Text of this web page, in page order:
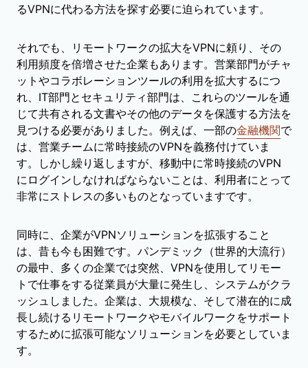
るVPNに代わる方法を探す必要に迫られています。
それでも、リモートワークの拡大をVPNに頼り、その
利用頻度を倍増させた企業もあります。営業部門がチャ
ットやコラボレーションツールの利用を拡大するにつ
れ、IT部門とセキュリティ部門は、これらのツールを通
じて共有される文書やその他のデータを保護する方法を
見つける必要がありました。例えば、一部の金融機関で
は、営業チームに常時接続のVPNを義務付けていま
す。しかし繰り返しますが、移動中に常時接続のVPN
にログインしなければならないことは、利用者にとって
非常にストレスの多いものとなっていますです。
同時に、企業がVPNソリューションを拡張すること
は、昔も今も困難です。パンデミック（世界的大流行）
の最中、多くの企業では突然、VPNを使用してリモー
トで仕事をする従業員が大量に発生し、システムがクラ
ッシュしました。企業は、大規模な、そして潜在的に成
長し続けるリモートワークやモバイルワークをサポート
するために拡張可能なソリューションを必要としていま
す。